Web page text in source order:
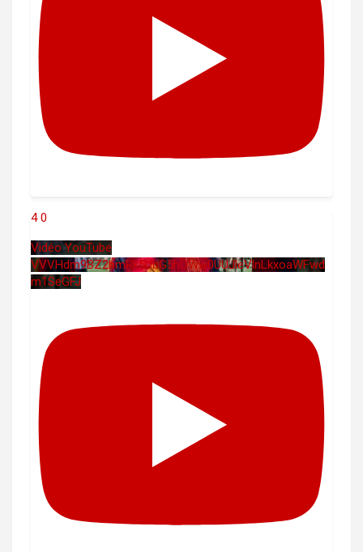
4 0
Vidéo YouTube
VVVHdm9BZ2hmRk5UbG5hOWw0UUJleVlnLkxoaWFwd
m1SeGFJ